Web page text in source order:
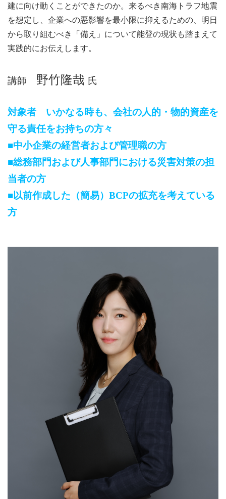
建に向け動くことができたのか。来るべき南海トラフ地震
を想定し、企業への悪影響を最小限に抑えるための、明日
から取り組むべき「備え」について能登の現状も踏まえて
実践的にお伝えします。
講師 野竹隆哉 氏
対象者 いかなる時も、会社の人的・物的資産を
守る責任をお持ちの方々
■中小企業の経営者および管理職の方
■総務部門および人事部門における災害対策の担
当者の方
■以前作成した（簡易）BCPの拡充を考えている
方